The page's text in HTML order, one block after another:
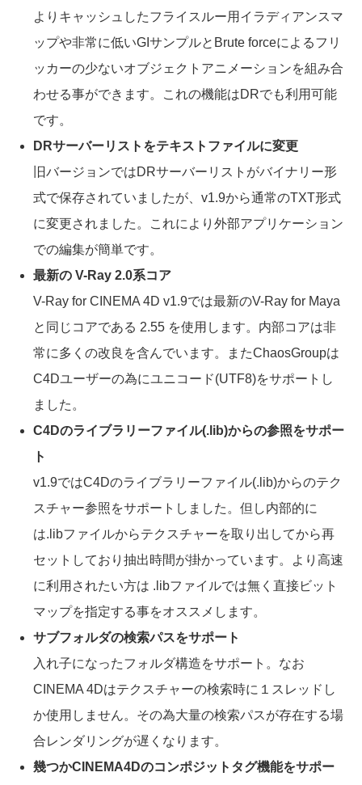
よりキャッシュしたフライスルー用イラディアンスマ
ップや非常に低いGIサンプルとBrute forceによるフリ
ッカーの少ないオブジェクトアニメーションを組み合
わせる事ができます。これの機能はDRでも利用可能
です。
DRサーバーリストをテキストファイルに変更
旧バージョンではDRサーバーリストがバイナリー形
式で保存されていましたが、v1.9から通常のTXT形式
に変更されました。これにより外部アプリケーション
での編集が簡単です。
最新の V-Ray 2.0系コア
V-Ray for CINEMA 4D v1.9では最新のV-Ray for Maya
と同じコアである 2.55 を使用します。内部コアは非
常に多くの改良を含んでいます。またChaosGroupは
C4Dユーザーの為にユニコード(UTF8)をサポートし
ました。
C4Dのライブラリーファイル(.lib)からの参照をサポー
ト
v1.9ではC4Dのライブラリーファイル(.lib)からのテク
スチャー参照をサポートしました。但し内部的に
は.libファイルからテクスチャーを取り出してから再
セットしており抽出時間が掛かっています。より高速
に利用されたい方は .libファイルでは無く直接ビット
マップを指定する事をオススメします。
サブフォルダの検索パスをサポート
入れ子になったフォルダ構造をサポート。なお
CINEMA 4Dはテクスチャーの検索時に１スレッドし
か使用しません。その為大量の検索パスが存在する場
合レンダリングが遅くなります。
幾つかCINEMA4Dのコンポジットタグ機能をサポー